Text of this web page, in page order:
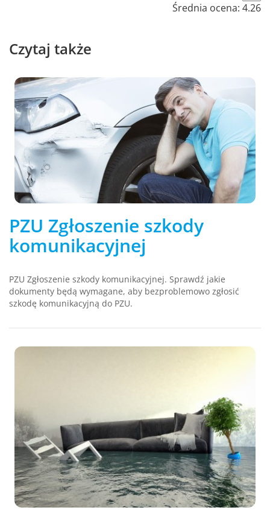
Średnia ocena: 4.26
Czytaj także
PZU Zgłoszenie szkody
komunikacyjnej
PZU Zgłoszenie szkody komunikacyjnej. Sprawdź jakie
dokumenty będą wymagane, aby bezproblemowo zgłosić
szkodę komunikacyjną do PZU.